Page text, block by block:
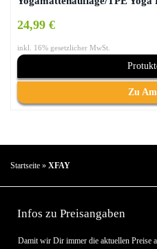
Sporthandtuch,
Yoga Handtuch
24,99 €
inkl. 16% gesetzlicher MwSt.
Zu
Startseite » XFAY
Infos zu Preisangaben
Damit wir Dir immer die aktuellen Preise